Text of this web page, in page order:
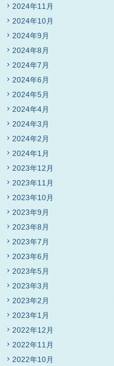
2024年11月
2024年10月
2024年9月
2024年8月
2024年7月
2024年6月
2024年5月
2024年4月
2024年3月
2024年2月
2024年1月
2023年12月
2023年11月
2023年10月
2023年9月
2023年8月
2023年7月
2023年6月
2023年5月
2023年3月
2023年2月
2023年1月
2022年12月
2022年11月
2022年10月